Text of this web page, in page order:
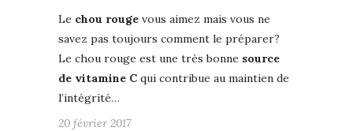
Le chou rouge vous aimez mais vous ne
savez pas toujours comment le préparer?
Le chou rouge est une très bonne source
de vitamine C qui contribue au maintien de
l’intégrité…
20 février 2017